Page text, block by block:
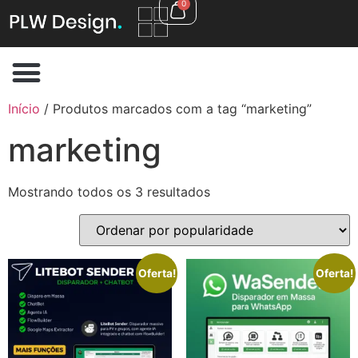
0
Início / Produtos marcados com a tag “marketing”
marketing
Mostrando todos os 3 resultados
Oferta! Oferta!